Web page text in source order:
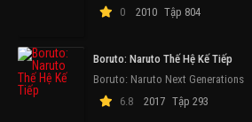
0
2010 Tập 804
Boruto: Naruto Thế Hệ Kế Tiếp
Boruto: Naruto Next Generations
6.8
2017 Tập 293